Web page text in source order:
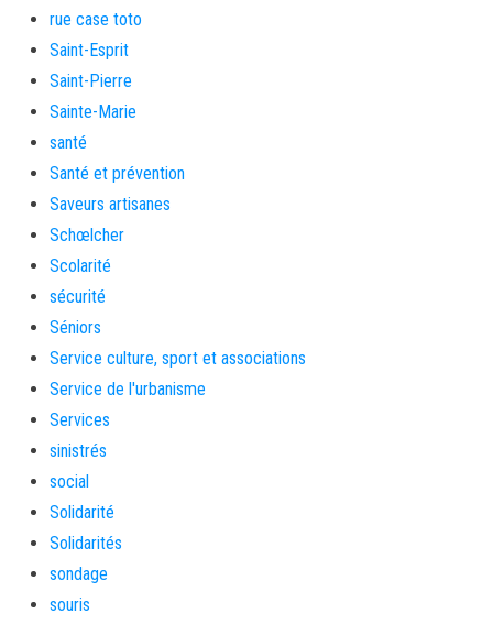
rue case toto
Saint-Esprit
Saint-Pierre
Sainte-Marie
santé
Santé et prévention
Saveurs artisanes
Schœlcher
Scolarité
sécurité
Séniors
Service culture, sport et associations
Service de l'urbanisme
Services
sinistrés
social
Solidarité
Solidarités
sondage
souris